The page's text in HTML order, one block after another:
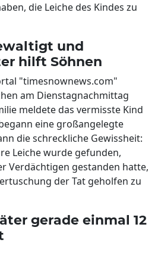
die Leiche des Kindes zu
und
hilft Söhnen
"timesnownews.com"
am Dienstagnachmittag
meldete das vermisste Kind
eine großangelegte
die schreckliche Gewissheit:
Leiche wurde gefunden,
Verdächtigen gestanden hatte,
der Tat geholfen zu
gerade einmal 12